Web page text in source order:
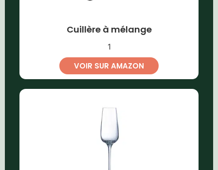
Cuillère à mélange
1
VOIR SUR AMAZON